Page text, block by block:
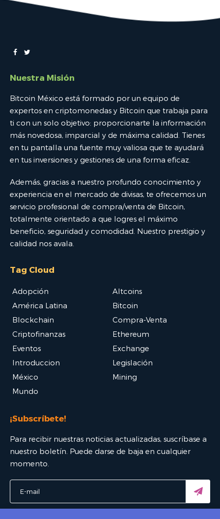
Nuestra Misión
Bitcoin México está formado por un equipo de
expertos en criptomonedas y Bitcoin que trabaja para
ti con un solo objetivo: proporcionarte la información
más novedosa, imparcial y de máxima calidad. Tienes
en tu pantalla una fuente muy valiosa que te ayudará
en tus inversiones y gestiones de una forma eficaz.
Además, gracias a nuestro profundo conocimiento y
experiencia en el mercado de divisas, te ofrecemos un
servicio profesional de compra/venta de Bitcoin,
totalmente orientado a que logres el máximo
beneficio, seguridad y comodidad. Nuestro prestigio y
calidad nos avala.
Tag Cloud
Adopción
Altcoins
América Latina
Bitcoin
Blockchain
Compra-Venta
Criptofinanzas
Ethereum
Eventos
Exchange
Introduccion
Legislación
México
Mining
Mundo
¡Subscríbete!
Para recibir nuestras noticias actualizadas, suscríbase a
nuestro boletín. Puede darse de baja en cualquier
momento.